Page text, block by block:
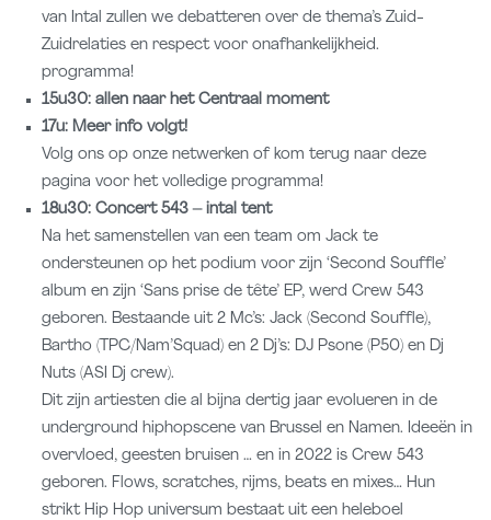
van Intal zullen we debatteren over de thema’s Zuid-
Zuidrelaties en respect voor onafhankelijkheid.
programma!
15u30: allen naar het Centraal moment
17u: Meer info volgt!
Volg ons op onze netwerken of kom terug naar deze
pagina voor het volledige programma!
18u30: Concert 543 – intal tent
Na het samenstellen van een team om Jack te
ondersteunen op het podium voor zijn ‘Second Souffle’
album en zijn ‘Sans prise de tête’ EP, werd Crew 543
geboren. Bestaande uit 2 Mc’s: Jack (Second Souffle),
Bartho (TPC/Nam’Squad) en 2 Dj’s: DJ Psone (P50) en Dj
Nuts (ASI Dj crew).
Dit zijn artiesten die al bijna dertig jaar evolueren in de
underground hiphopscene van Brussel en Namen. Ideeën in
overvloed, geesten bruisen … en in 2022 is Crew 543
geboren. Flows, scratches, rijms, beats en mixes… Hun
strikt Hip Hop universum bestaat uit een heleboel